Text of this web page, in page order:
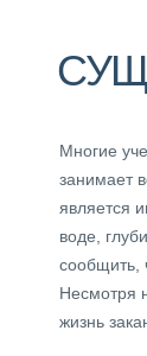
Многие
занимает
является
воде,
сообщить,
Несмотря
жизнь